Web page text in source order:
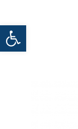
פתח סרגל נגישות